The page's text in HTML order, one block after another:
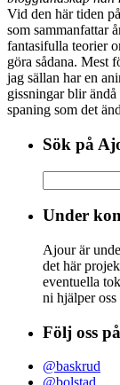
Vid den här tiden
som sammanfattar
fantasifulla teorier
göra sådana. Mest
jag sällan har en
gissningar blir
spaning som det
Sök på
efter:
Under
Ajour är
det här
eventuella
ni hjälper oss
Följ oss
@baskrud